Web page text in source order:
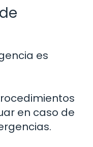
es
en caso de